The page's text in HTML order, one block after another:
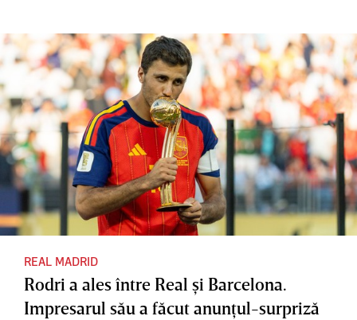
REAL MADRID
Rodri a ales între Real şi Barcelona.
Impresarul său a făcut anunţul-surpriză